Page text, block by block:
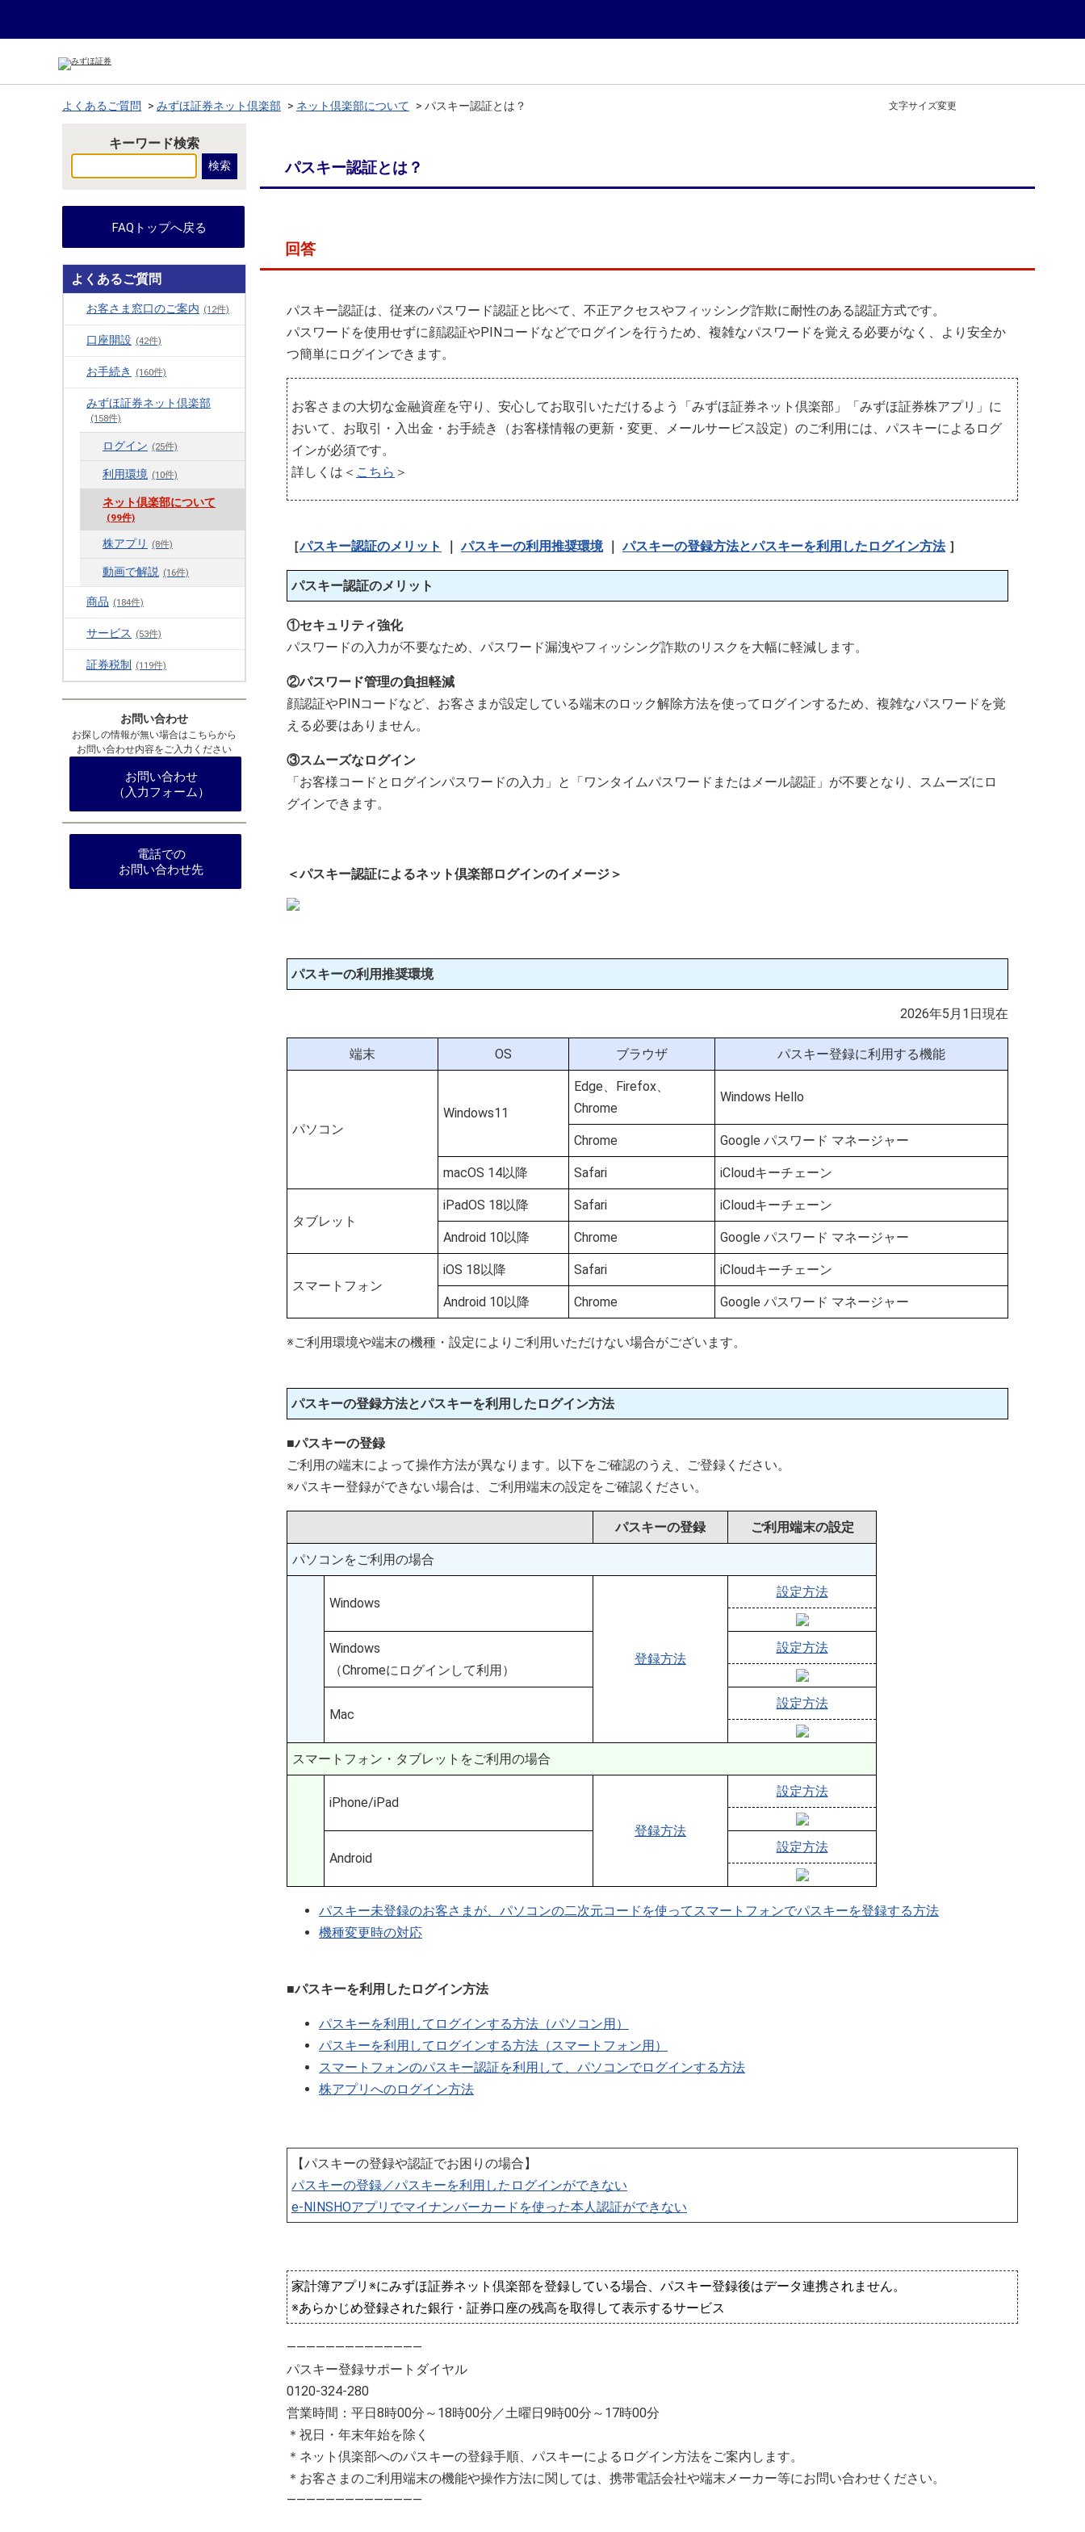
文字サイズ変更
よくあるご質問 > みずほ証券ネット倶楽部 > ネット倶楽部について > パスキー認証とは？
キーワード検索
FAQトップへ戻る
よくあるご質問
お客さま窓口のご案内 (12件)
口座開設 (42件)
お手続き (160件)
みずほ証券ネット倶楽部
(158件)
ログイン (25件)
利用環境 (10件)
ネット倶楽部について
(99件)
株アプリ (8件)
動画で解説 (16件)
商品 (184件)
サービス (53件)
証券税制 (119件)
お問い合わせ
お探しの情報が無い場合はこちらから
お問い合わせ内容をご入力ください
お問い合わせ
（入力フォーム）
電話での
お問い合わせ先
パスキー認証とは？
回答
パスキー認証は、従来のパスワード認証と比べて、不正アクセスやフィッシング詐欺に耐性のある認証方式です。
パスワードを使用せずに顔認証やPINコードなどでログインを行うため、複雑なパスワードを覚える必要がなく、より安全か
つ簡単にログインできます。
お客さまの大切な金融資産を守り、安心してお取引いただけるよう「みずほ証券ネット倶楽部」「みずほ証券株アプリ」に
おいて、お取引・入出金・お手続き（お客様情報の更新・変更、メールサービス設定）のご利用には、パスキーによるログ
インが必須です。
詳しくは＜ こちら ＞
［パスキー認証のメリット ｜パスキーの利用推奨環境｜パスキーの登録方法とパスキーを利用したログイン方法］
パスキー認証のメリット
①セキュリティ強化
パスワードの入力が不要なため、パスワード漏洩やフィッシング詐欺のリスクを大幅に軽減します。
②パスワード管理の負担軽減
顔認証やPINコードなど、お客さまが設定している端末のロック解除方法を使ってログインするため、複雑なパスワードを覚
える必要はありません。
③スムーズなログイン
「お客様コードとログインパスワードの入力」と「ワンタイムパスワードまたはメール認証」が不要となり、スムーズにロ
グインできます。
＜パスキー認証によるネット倶楽部ログインのイメージ＞
パスキーの利用推奨環境
2026年5月1日現在
端末 OS ブラウザ パスキー登録に利用する機能
パソコン
Windows11
Edge、Firefox、
Chrome
Windows Hello
Chrome Google パスワード マネージャー
macOS 14以降 Safari iCloudキーチェーン
タブレット
iPadOS 18以降 Safari iCloudキーチェーン
Android 10以降 Chrome Google パスワード マネージャー
スマートフォン
iOS 18以降 Safari iCloudキーチェーン
Android 10以降 Chrome Google パスワード マネージャー
※ご利用環境や端末の機種・設定によりご利用いただけない場合がございます。
パスキーの登録方法とパスキーを利用したログイン方法
■パスキーの登録
ご利用の端末によって操作方法が異なります。以下をご確認のうえ、ご登録ください。
※パスキー登録ができない場合は、ご利用端末の設定をご確認ください。
パスキーの登録 ご利用端末の設定
パソコンをご利用の場合
Windows
登録方法
設定方法
Windows
（Chromeにログインして利用）
設定方法
Mac
設定方法
スマートフォン・タブレットをご利用の場合
iPhone/iPad
登録方法
設定方法
Android
設定方法
パスキー未登録のお客さまが、パソコンの二次元コードを使ってスマートフォンでパスキーを登録する方法
機種変更時の対応
■パスキーを利用したログイン方法
パスキーを利用してログインする方法（パソコン用）
パスキーを利用してログインする方法（スマートフォン用）
スマートフォンのパスキー認証を利用して、パソコンでログインする方法
株アプリへのログイン方法
【パスキーの登録や認証でお困りの場合】
パスキーの登録／パスキーを利用したログインができない
e-NINSHOアプリでマイナンバーカードを使った本人認証ができない
家計簿アプリ※にみずほ証券ネット倶楽部を登録している場合、パスキー登録後はデータ連携されません。
※あらかじめ登録された銀行・証券口座の残高を取得して表示するサービス
――――――――――――――
パスキー登録サポートダイヤル
0120-324-280
営業時間：平日8時00分～18時00分／土曜日9時00分～17時00分
＊祝日・年末年始を除く
＊ネット倶楽部へのパスキーの登録手順、パスキーによるログイン方法をご案内します。
＊お客さまのご利用端末の機能や操作方法に関しては、携帯電話会社や端末メーカー等にお問い合わせください。
――――――――――――――